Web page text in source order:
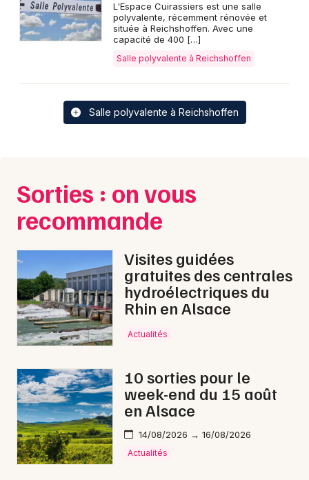
L'Espace Cuirassiers est une salle
polyvalente, récemment rénovée et
située à Reichshoffen. Avec une
capacité de 400 […]
Salle polyvalente à Reichshoffen
Salle polyvalente à Reichshoffen
Sorties : on vous
recommande
Visites guidées
gratuites des centrales
hydroélectriques du
Rhin en Alsace
Actualités
10 sorties pour le
week-end du 15 août
en Alsace
14/08/2026 → 16/08/2026
Actualités